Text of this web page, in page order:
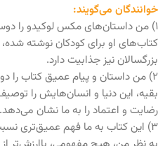
خوانندگان می‌گویند:
۱) من داستان‌های مکس لوکیدو را
کتاب‌های او برای کودکان نوشته شده،
بزرگسالان نیز جذابیت دارد.
۲) من داستان و پیام عمیق کتاب را
بقیه‌، این دنیا و انسان‌هایش را
رضایت و اعتماد را به ما نشان می‌دهد.
۳) این کتاب به ما فهم عمیق‌تری